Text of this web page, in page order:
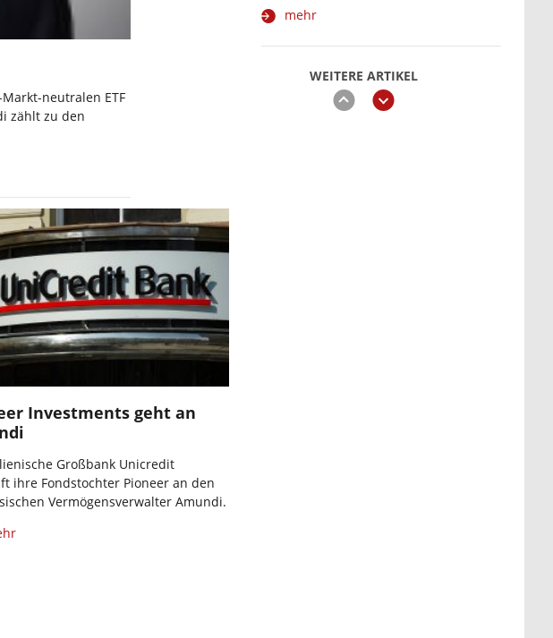
neutralen ETF
zählt zu den
WEITERE ARTIKEL
zurückweiter
mehr
Investments geht an
Großbank Unicredit
ihre Fondstochter Pioneer an den
Vermögensverwalter Amundi.